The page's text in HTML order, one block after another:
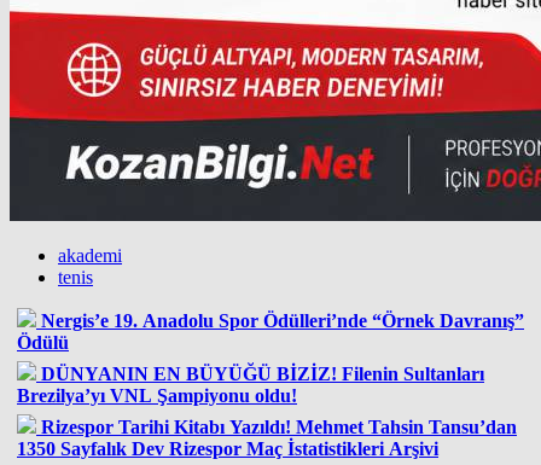
akademi
tenis
Nergis’e 19. Anadolu Spor Ödülleri’nde “Örnek Davranış”
Ödülü
DÜNYANIN EN BÜYÜĞÜ BİZİZ! Filenin Sultanları
Brezilya’yı VNL Şampiyonu oldu!
Rizespor Tarihi Kitabı Yazıldı! Mehmet Tahsin Tansu’dan
1350 Sayfalık Dev Rizespor Maç İstatistikleri Arşivi